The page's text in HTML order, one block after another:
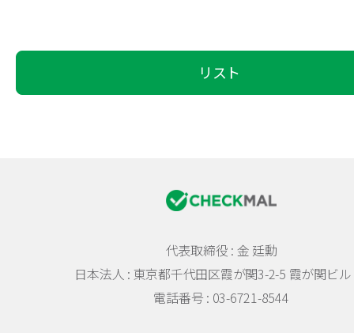
リスト
代表取締役 : 金 廷勳
日本法人 : 東京都千代田区霞が関3-2-5 霞が関ビル
電話番号 : 03-6721-8544